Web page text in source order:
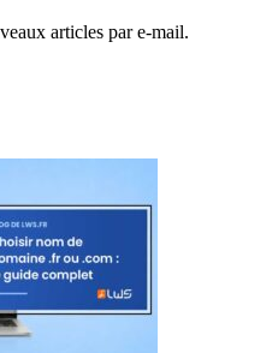
articles par e-mail.